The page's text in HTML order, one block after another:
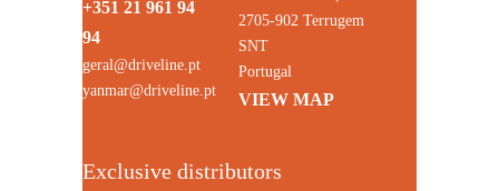
+351 21 961 94
94
geral@driveline.pt
yanmar@driveline.pt
2705-902 Terrugem
SNT
Portugal
VIEW MAP
Exclusive distributors